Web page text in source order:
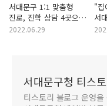
서대문구 1:1 맞춤형
진로, 진학 상담 4곳으로
확대
2022.06.29
"집
서
천
서대문구청 티스
티스토리 블로그 운영